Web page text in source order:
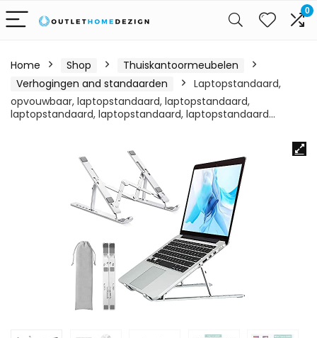
0
Home Shop
Thuiskantoormeubelen
Verhogingen and standaarden
Laptopstandaard,
opvouwbaar, laptopstandaard, laptopstandaard,
laptopstandaard, laptopstandaard, laptopstandaard…